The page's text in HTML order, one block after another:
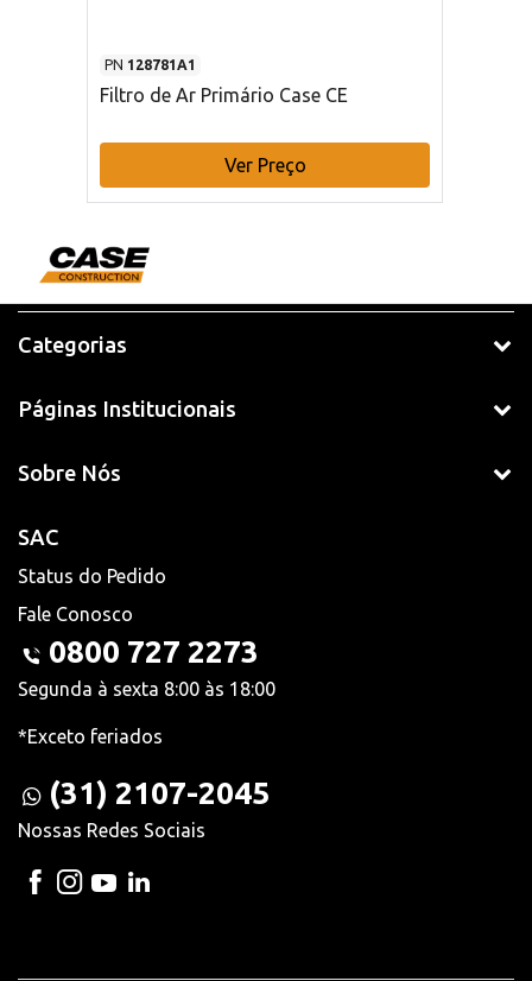
PN 128781A1
Filtro de Ar Primário Case CE
Ver Preço
Categorias
Páginas Institucionais
Sobre Nós
SAC
Status do Pedido
Fale Conosco
0800 727 2273
Segunda à sexta 8:00 às 18:00
*Exceto feriados
(31) 2107-2045
Nossas Redes Sociais